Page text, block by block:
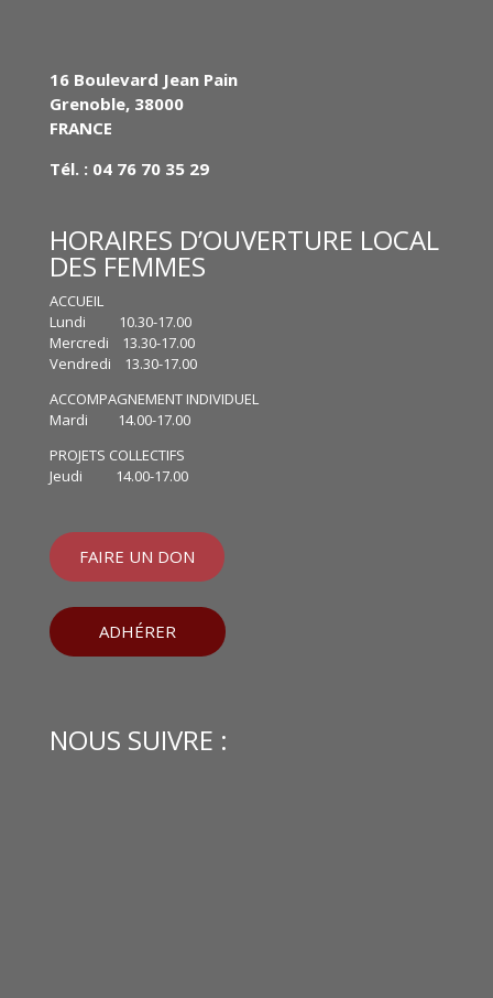
16 Boulevard Jean Pain
Grenoble, 38000
FRANCE
Tél. : 04 76 70 35 29
HORAIRES D’OUVERTURE LOCAL
DES FEMMES
ACCUEIL
Lundi 10.30-17.00
Mercredi 13.30-17.00
Vendredi 13.30-17.00
ACCOMPAGNEMENT INDIVIDUEL
Mardi 14.00-17.00
PROJETS COLLECTIFS
Jeudi 14.00-17.00
FAIRE UN DON
ADHÉRER
NOUS SUIVRE :